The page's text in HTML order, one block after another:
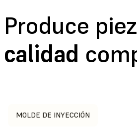
Produce
calidad
MOLDE DE INYECCIÓN